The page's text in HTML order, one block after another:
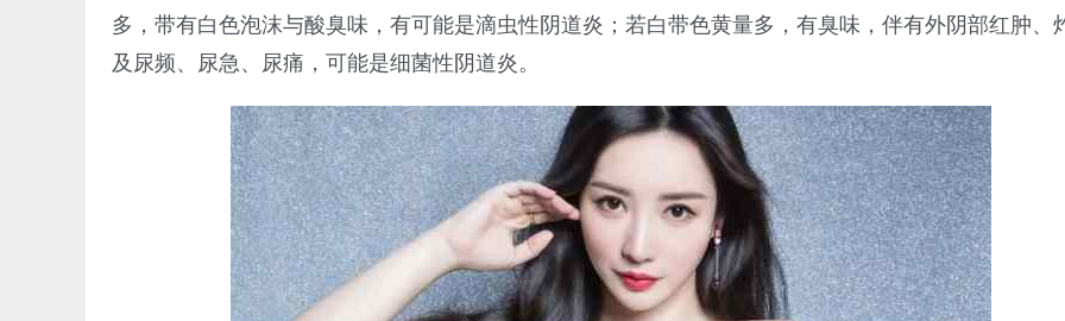
多，带有白色泡沫与酸臭味，有可能是滴虫性阴道炎；若白带色黄量多，有臭味，伴有外阴部红肿、
及尿频、尿急、尿痛，可能是细菌性阴道炎。